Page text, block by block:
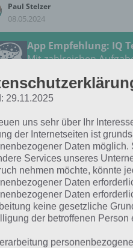
Paul Stelzer
08.05.2024
App Empfehlung: IQ
Mit zahlreichen
im Mai 2024 in 4
für dich:
Lösung handelt es
die Links
29.11.2025
uns sehr über Ihr
der Internetseiten ist
Daten möglich.
Services unseres
nehmen möchte, könnte
Daten
Daten
keine gesetzliche
der betroffenen Person